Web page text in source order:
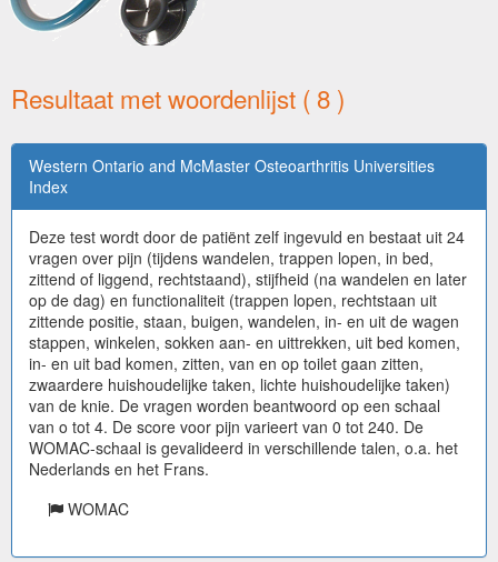
Resultaat met woordenlijst ( 8 )
Western Ontario and McMaster Osteoarthritis Universities
Index
Deze test wordt door de patiënt zelf ingevuld en bestaat uit 24
vragen over pijn (tijdens wandelen, trappen lopen, in bed,
zittend of liggend, rechtstaand), stijfheid (na wandelen en later
op de dag) en functionaliteit (trappen lopen, rechtstaan uit
zittende positie, staan, buigen, wandelen, in- en uit de wagen
stappen, winkelen, sokken aan- en uittrekken, uit bed komen,
in- en uit bad komen, zitten, van en op toilet gaan zitten,
zwaardere huishoudelijke taken, lichte huishoudelijke taken)
van de knie. De vragen worden beantwoord op een schaal
van o tot 4. De score voor pijn varieert van 0 tot 240. De
WOMAC-schaal is gevalideerd in verschillende talen, o.a. het
Nederlands en het Frans.
WOMAC